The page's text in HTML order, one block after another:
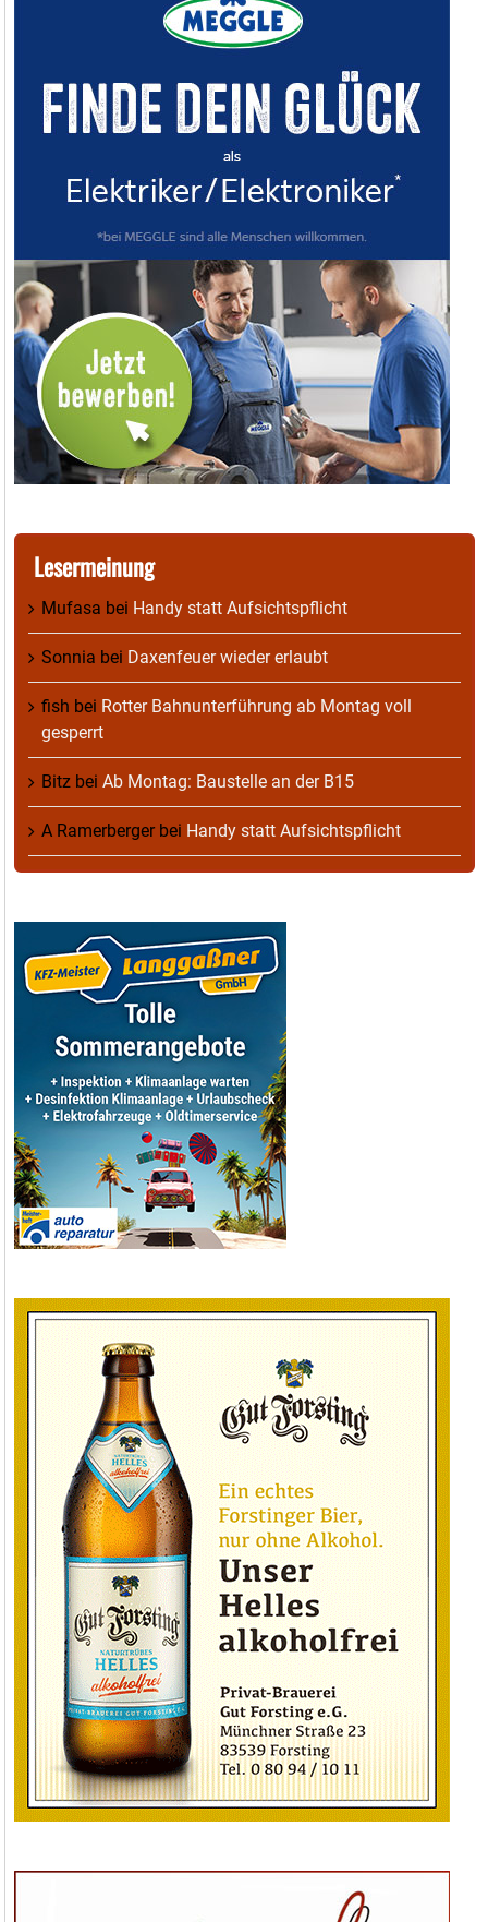
Lesermeinung
Mufasa bei Handy statt Aufsichtspflicht
Sonnia bei Daxenfeuer wieder erlaubt
fish bei Rotter Bahnunterführung ab Montag voll
gesperrt
Bitz bei Ab Montag: Baustelle an der B15
A Ramerbergerbei Handy statt Aufsichtspflicht